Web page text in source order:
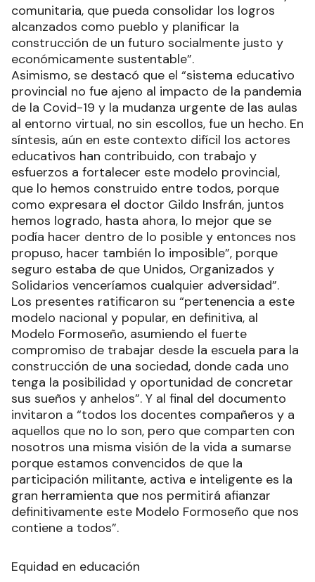
comunitaria, que pueda consolidar los logros
alcanzados como pueblo y planificar la
construcción de un futuro socialmente justo y
económicamente sustentable”.
Asimismo, se destacó que el “sistema educativo
provincial no fue ajeno al impacto de la pandemia
de la Covid-19 y la mudanza urgente de las aulas
al entorno virtual, no sin escollos, fue un hecho. En
síntesis, aún en este contexto difícil los actores
educativos han contribuido, con trabajo y
esfuerzos a fortalecer este modelo provincial,
que lo hemos construido entre todos, porque
como expresara el doctor Gildo Insfrán, juntos
hemos logrado, hasta ahora, lo mejor que se
podía hacer dentro de lo posible y entonces nos
propuso, hacer también lo imposible”, porque
seguro estaba de que Unidos, Organizados y
Solidarios venceríamos cualquier adversidad”.
Los presentes ratificaron su “pertenencia a este
modelo nacional y popular, en definitiva, al
Modelo Formoseño, asumiendo el fuerte
compromiso de trabajar desde la escuela para la
construcción de una sociedad, donde cada uno
tenga la posibilidad y oportunidad de concretar
sus sueños y anhelos”. Y al final del documento
invitaron a “todos los docentes compañeros y a
aquellos que no lo son, pero que comparten con
nosotros una misma visión de la vida a sumarse
porque estamos convencidos de que la
participación militante, activa e inteligente es la
gran herramienta que nos permitirá afianzar
definitivamente este Modelo Formoseño que nos
contiene a todos”.
Equidad en educación